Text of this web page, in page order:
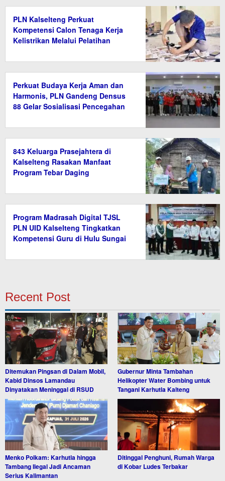
PLN Kalselteng Perkuat
Kompetensi Calon Tenaga Kerja
Kelistrikan Melalui Pelatihan
Perkuat Budaya Kerja Aman dan
Harmonis, PLN Gandeng Densus
88 Gelar Sosialisasi Pencegahan
843 Keluarga Prasejahtera di
Kalselteng Rasakan Manfaat
Program Tebar Daging
Program Madrasah Digital TJSL
PLN UID Kalselteng Tingkatkan
Kompetensi Guru di Hulu Sungai
Recent Post
Ditemukan Pingsan di Dalam Mobil,
Kabid Dinsos Lamandau
Dinyatakan Meninggal di RSUD
Gubernur Minta Tambahan
Helikopter Water Bombing untuk
Tangani Karhutla Kalteng
Menko Polkam: Karhutla hingga
Tambang Ilegal Jadi Ancaman
Serius Kalimantan
Ditinggal Penghuni, Rumah Warga
di Kobar Ludes Terbakar